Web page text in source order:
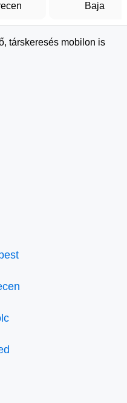
Baja
társkeresés mobilon is